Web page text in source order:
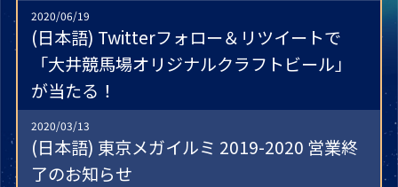
2020/06/19
(日本語) Twitterフォロー＆リツイートで
「大井競馬場オリジナルクラフトビール」
が当たる！
2020/03/13
(日本語) 東京メガイルミ 2019-2020 営業終
了のお知らせ